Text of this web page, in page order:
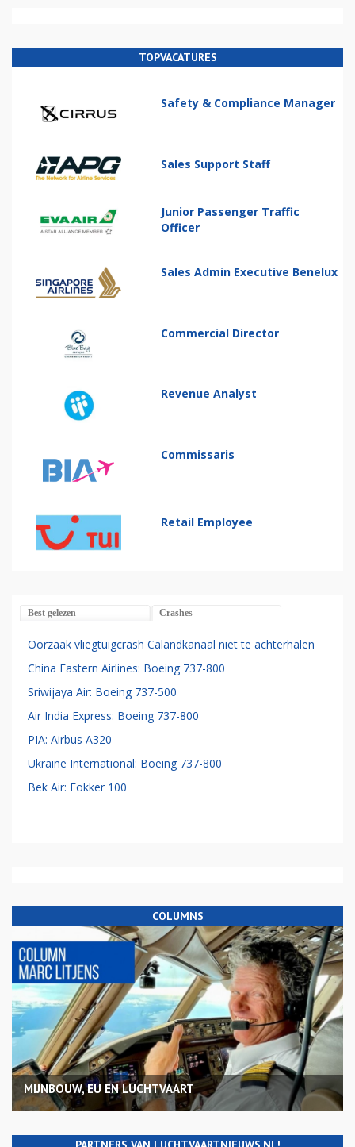
TOPVACATURES
Safety & Compliance Manager
Sales Support Staff
Junior Passenger Traffic
Officer
Sales Admin Executive Benelux
Commercial Director
Revenue Analyst
Commissaris
Retail Employee
Best gelezen Crashes
Oorzaak vliegtuigcrash Calandkanaal niet te achterhalen
China Eastern Airlines: Boeing 737-800
Sriwijaya Air: Boeing 737-500
Air India Express: Boeing 737-800
PIA: Airbus A320
Ukraine International: Boeing 737-800
Bek Air: Fokker 100
COLUMNS
MIJNBOUW, EU EN LUCHTVAART